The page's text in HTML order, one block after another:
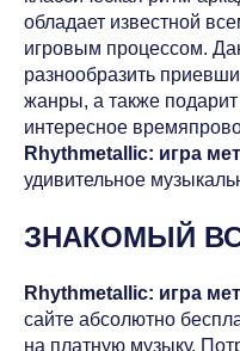
обладает известной
игровым процессом.
разнообразить
жанры, а также
интересное
Rhythmetallic: игра
удивительное
ЗНАКОМЫЙ
Rhythmetallic: игра
сайте абсолютно
на платную музыку.